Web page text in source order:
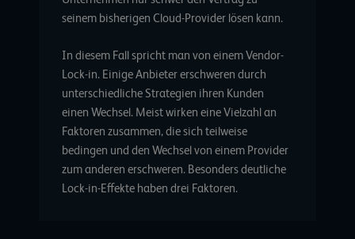
seinem bisherigen Cloud-Provider lösen kann.
In diesem Fall spricht man von einem Vendor-
Lock-in. Einige Anbieter erschweren durch
unterschiedliche Strategien ihren Kunden
einen Wechsel. Meist wirken eine Vielzahl an
Faktoren zusammen, die sich teilweise
bedingen und den Wechsel von einem Provider
zum anderen erschweren. Besonders deutliche
Lock-in-Effekte haben drei Faktoren.